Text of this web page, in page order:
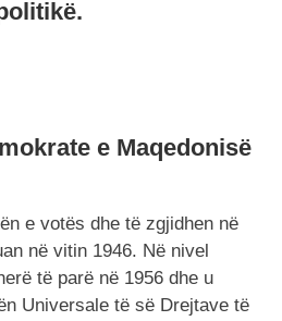
e Maqedonisë
e votës dhe të zgjidhen në
në vitin 1946. Në nivel
të parë në 1956 dhe u
Universale të së Drejtave të